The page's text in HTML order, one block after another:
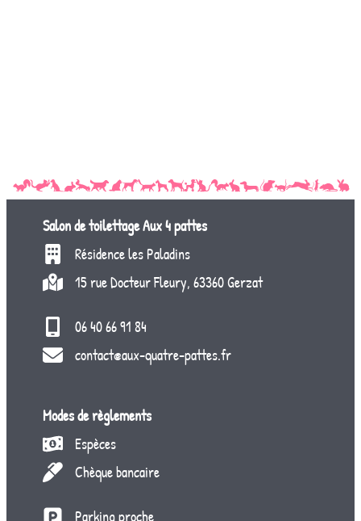
Salon de toilettageAux 4 pattes
Résidence les Paladins
15 rue Docteur Fleury, 63360 Gerzat
06 40 66 91 84
contact@aux-quatre-pattes.fr
Modes de règlements
Espèces
Chèque bancaire
Parking proche